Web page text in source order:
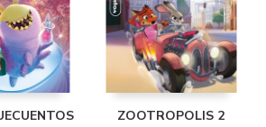
ZOOTROPOLIS 2